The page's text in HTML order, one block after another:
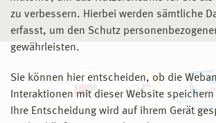
zu verbessern. Hierbei werden sämtliche
erfasst, um den Schutz
gewährleisten.
Sie können hier entscheiden, ob die
Interaktionen mit dieser Website
Ihre Entscheidung wird auf ihrem Gerät